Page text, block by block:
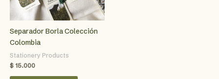
Separador Borla Colección
Colombia
Stationery Products
$ 15.000